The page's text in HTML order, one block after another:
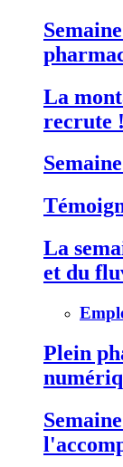
La
recrute !
La
et du
Plein